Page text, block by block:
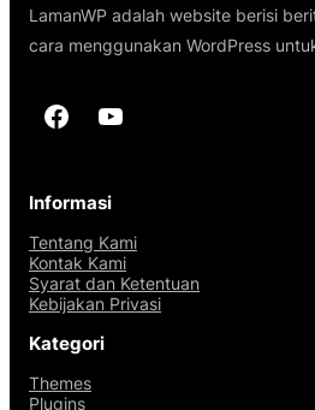
LamanWP adalah website berisi
cara menggunakan WordPress
Facebook YouTube
Informasi
Tentang Kami
Kontak Kami
Syarat dan Ketentuan
Kebijakan Privasi
Kategori
Themes
Plugins